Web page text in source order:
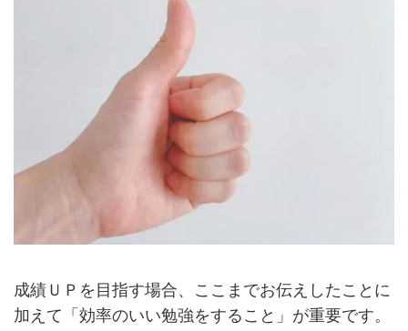
成績ＵＰを目指す場合、ここまでお伝えしたことに
加えて「効率のいい勉強をすること」が重要です。